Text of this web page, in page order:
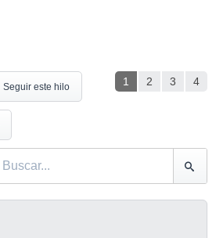
1 2 3 4
Seguir este hilo